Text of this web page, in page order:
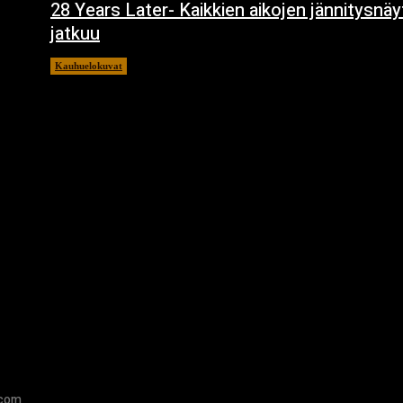
28 Years Later- Kaikkien aikojen
jatkuu
Kauhuelokuvat